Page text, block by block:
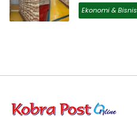
Ekonomi & Bisnis